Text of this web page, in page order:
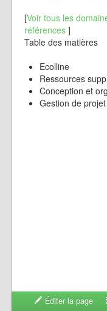
[Voir tous les
références ]
Table des matières
Ecolline
Ressources
Conception et
Gestion de projet
Éditer la page